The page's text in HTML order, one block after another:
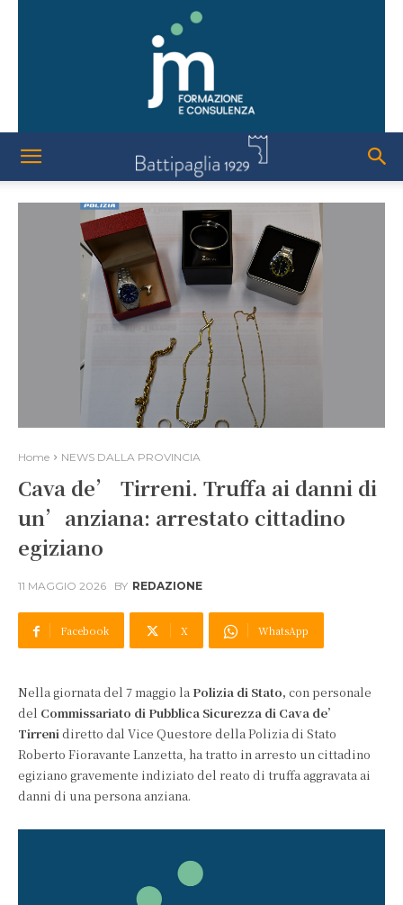
Home NEWS DALLA PROVINCIA
Cava de’ Tirreni. Truffa ai danni di
un’anziana: arrestato cittadino
egiziano
11 MAGGIO 2026 BY REDAZIONE
Facebook X WhatsApp
Nella giornata del 7 maggio la Polizia di Stato, con personale
del Commissariato di Pubblica Sicurezza di Cava de’
Tirrenidiretto dal Vice Questore della Polizia di Stato
Roberto Fioravante Lanzetta, ha tratto in arresto un cittadino
egiziano gravemente indiziato del reato di truffa aggravata ai
danni di una persona anziana.